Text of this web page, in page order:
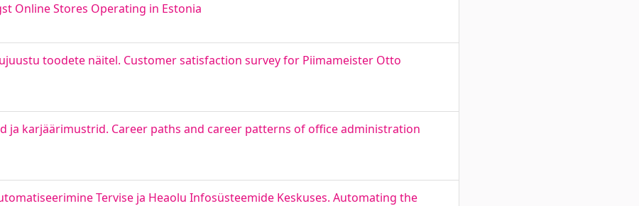
Online Stores Operating in Estonia
toodete näitel. Customer satisfaction survey for Piimameister Otto
ja karjäärimustrid. Career paths and career patterns of office administration
Tervise ja Heaolu Infosüsteemide Keskuses. Automating the